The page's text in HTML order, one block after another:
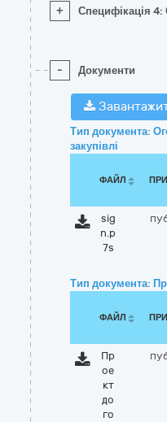
+ Специфікація 4:
- Документи
Тип документа:
закупівлі
ФАЙЛ
sig
n.p
7s
Тип документа:
ФАЙЛ
Пр
ое
кт
до
го